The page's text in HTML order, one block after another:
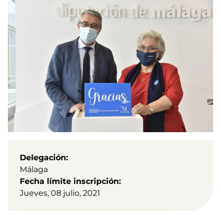
Delegación
Málaga
Fecha límite inscripción
Jueves, 08 julio, 2021